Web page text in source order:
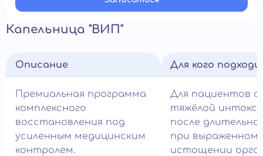
Капельница "ВИП"
Описание
Премиальная программа
комплексного
восстановления под
усиленным медицинским
контролем.
Для кого
Для пациентов с
тяжёлой
после
при выраженном
истощении